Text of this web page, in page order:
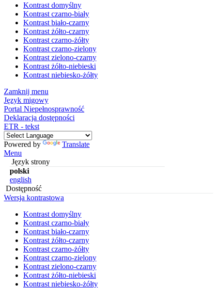
Kontrast domyślny
Kontrast czarno-biały
Kontrast biało-czarny
Kontrast żółto-czarny
Kontrast czarno-żółty
Kontrast czarno-zielony
Kontrast zielono-czarny
Kontrast żółto-niebieski
Kontrast niebiesko-żółty
Zamknij menu
Język migowy
Portal Niepełnosprawność
Deklaracja dostępności
ETR - tekst
Powered by
Translate
Menu
Język strony
polski
english
Dostępność
Wersja kontrastowa
Kontrast domyślny
Kontrast czarno-biały
Kontrast biało-czarny
Kontrast żółto-czarny
Kontrast czarno-żółty
Kontrast czarno-zielony
Kontrast zielono-czarny
Kontrast żółto-niebieski
Kontrast niebiesko-żółty